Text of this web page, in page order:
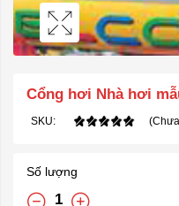
Cổng hơi Nhà hơi
SKU:
Số lượng